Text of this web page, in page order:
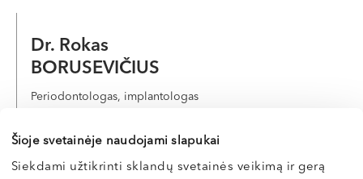
Šioje svetainėje naudojami slapukai
Siekdami užtikrinti sklandų svetainės veikimą ir gerą
Dr. Rokas
BORUSEVIČIUS
Periodontologas, implantologas
Klaipėda, Naujoji Uosto g. 9